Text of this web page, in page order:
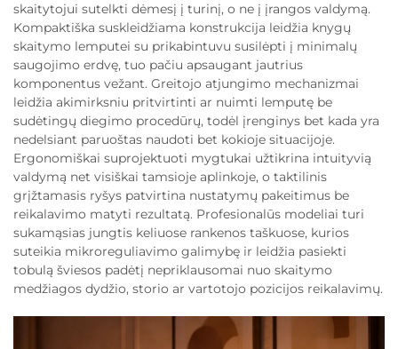
skaitytojui sutelkti dėmesį į turinį, o ne į įrangos valdymą.
Kompaktiška suskleidžiama konstrukcija leidžia knygų
skaitymo lemputei su prikabintuvu susilėpti į minimalų
saugojimo erdvę, tuo pačiu apsaugant jautrius
komponentus vežant. Greitojo atjungimo mechanizmai
leidžia akimirksniu pritvirtinti ar nuimti lemputę be
sudėtingų diegimo procedūrų, todėl įrenginys bet kada yra
nedelsiant paruoštas naudoti bet kokioje situacijoje.
Ergonomiškai suprojektuoti mygtukai užtikrina intuityvią
valdymą net visiškai tamsioje aplinkoje, o taktilinis
grįžtamasis ryšys patvirtina nustatymų pakeitimus be
reikalavimo matyti rezultatą. Profesionalūs modeliai turi
sukamąsias jungtis keliuose rankenos taškuose, kurios
suteikia mikroreguliavimo galimybę ir leidžia pasiekti
tobulą šviesos padėtį nepriklausomai nuo skaitymo
medžiagos dydžio, storio ar vartotojo pozicijos reikalavimų.